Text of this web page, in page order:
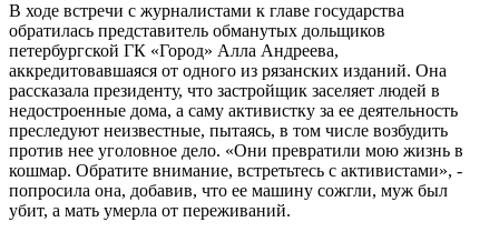
В ходе встречи с журналистами к главе государства
обратилась представитель обманутых дольщиков
петербургской ГК «Город» Алла Андреева,
аккредитовавшаяся от одного из рязанских изданий. Она
рассказала президенту, что застройщик заселяет людей в
недостроенные дома, а саму активистку за ее деятельность
преследуют неизвестные, пытаясь, в том числе возбудить
против нее уголовное дело. «Они превратили мою жизнь в
кошмар. Обратите внимание, встретьтесь с активистами», -
попросила она, добавив, что ее машину сожгли, муж был
убит, а мать умерла от переживаний.